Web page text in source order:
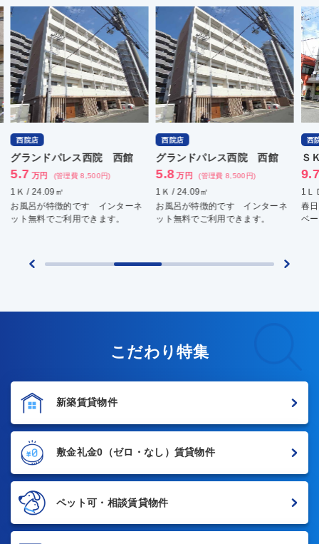
西院店
グランドパレス西院 西館
5.7 万円 (管理費 8,500円)
1Ｋ / 24.09㎡
お風呂が特徴的です インターネ
ット無料でご利用できます。
西院店
グランドパレス西院 西館
5.8 万円 (管理費 8,500円)
1Ｋ / 24.09㎡
お風呂が特徴的です インターネ
ット無料でご利用できます。
西
Ｓ
9.7
1Ｌ
春
ベ
こだわり特集
新築賃貸物件
敷金礼金0 （ゼロ・なし）賃貸物件
ペット可・相談賃貸物件